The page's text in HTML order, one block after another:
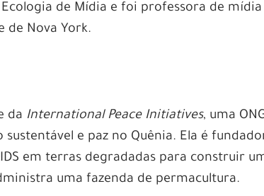
de Mídia e foi professora de mídia
de Nova York.
da International Peace Initiatives, uma
e paz no Quênia. Ela é
em terras degradadas para construir
uma fazenda de permacultura.